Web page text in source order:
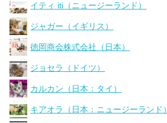
イティ iti（ニュージーランド）
ジャガー（イギリス）
徳岡商会株式会社（日本）
ジョセラ（ドイツ）
カルカン（日本：タイ）
キアオラ（日本：ニュージーランド）